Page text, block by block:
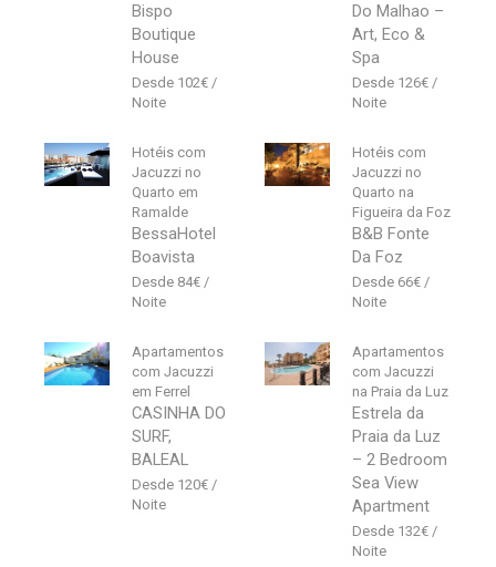
Bispo
Boutique
House
102€
Do Malhao –
Art, Eco &
Spa
126€
Hotéis com
Jacuzzi no
Quarto em
Ramalde
BessaHotel
Boavista
84€
Hotéis com
Jacuzzi no
Quarto na
Figueira da Foz
B&B Fonte
Da Foz
66€
Apartamentos
com Jacuzzi
em Ferrel
CASINHA DO
SURF,
BALEAL
120€
Apartamentos
com Jacuzzi
na Praia da Luz
Estrela da
Praia da Luz
– 2 Bedroom
Sea View
Apartment
132€